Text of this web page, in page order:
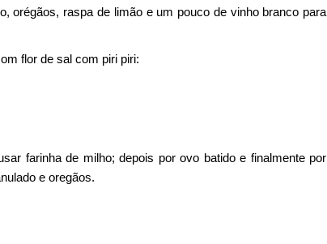
orégãos, raspa de limão e um pouco de vinho branco para
flor de sal com piri piri:
farinha de milho; depois por ovo batido e finalmente por
e oregãos.